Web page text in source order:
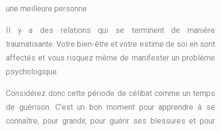
une meilleure personne
Il y a des relations qui se terminent de manière
traumatisante. Votre bien-être et votre estime de soi en sont
affectés et vous risquez même de manifester un problème
psychologique.
Considérez donc cette période de célibat comme un temps
de guérison. C’est un bon moment pour apprendre à se
connaître, pour grandir, pour guérir ses blessures et pour